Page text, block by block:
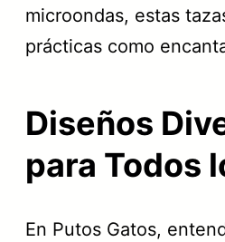
microondas, estas
prácticas como
Diseños
para Todos
En Putos Gatos,